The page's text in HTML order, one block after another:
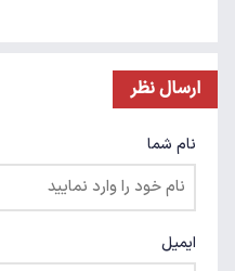
ارسال نظر
نام شما
ایمیل